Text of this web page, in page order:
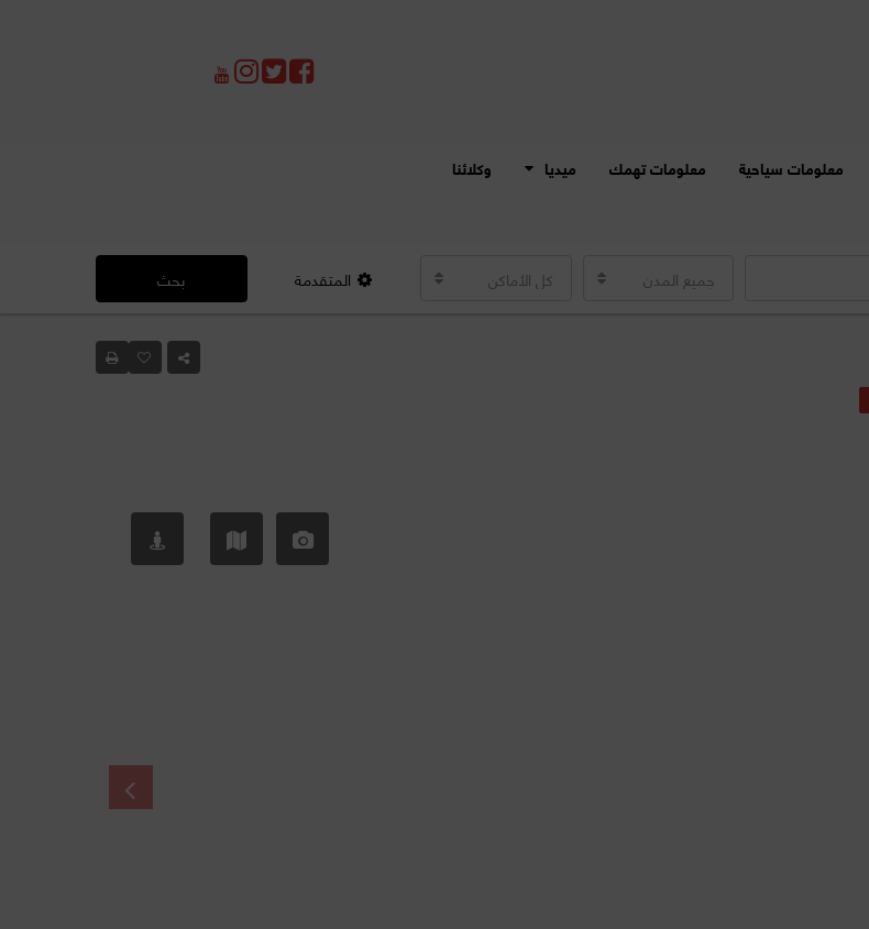
معلومات سياحية معلومات تهمك ميديا
وكلائنا
جميع المدن
كل الأماكن المتقدمة بحث